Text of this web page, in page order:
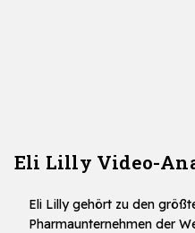
Eli Lilly Video-
Eli Lilly gehört zu den
Pharmaunternehmen der